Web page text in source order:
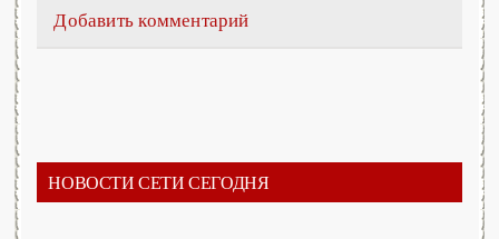
Добавить комментарий
НОВОСТИ СЕТИ СЕГОДНЯ